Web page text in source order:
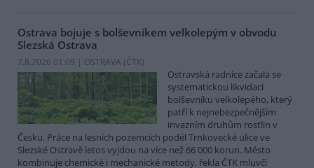
Ostrava bojuje s bolševníkem velkolepým v obvodu
Slezská Ostrava
7.8.2026 01:09 | OSTRAVA (ČTK)
Ostravská radnice začala se
systematickou likvidací
bolševníku velkolepého, který
patří k nejnebezpečnějším
invazním druhům rostlin v
Česku. Práce na lesních pozemcích podél Trnkovecké ulice ve
Slezské Ostravě letos vyjdou na více než 66 000 korun. Město
kombinuje chemické i mechanické metody, řekla ČTK mluvčí